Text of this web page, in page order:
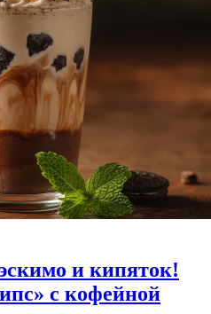
и кипяток!
с кофейной